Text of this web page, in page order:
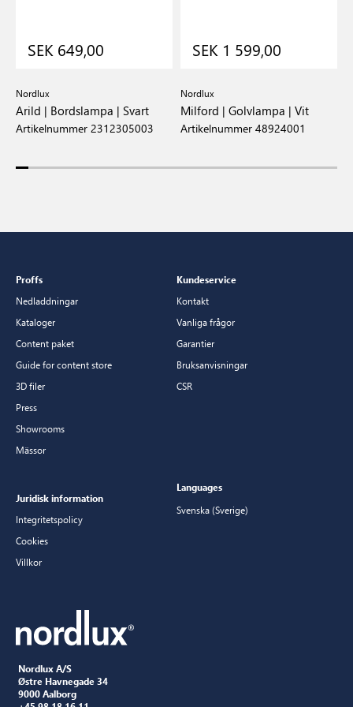
SEK 649,00
Nordlux
Arild | Bordslampa | Svart
Artikelnummer 2312305003
SEK 1 599,00
Nordlux
Milford | Golvlampa | Vit
Artikelnummer 48924001
Nordlux A/S
Østre Havnegade 34
9000 Aalborg
Proffs
Nedladdningar
Kataloger
Content paket
Guide for content store
3D filer
Press
Showrooms
Mässor
Kundeservice
Kontakt
Vanliga frågor
Garantier
Bruksanvisningar
CSR
Juridisk information
Integritetspolicy
Cookies
Villkor
Languages
Svenska (Sverige)